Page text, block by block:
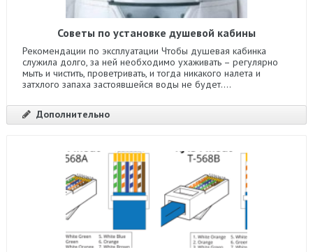
Советы по установке душевой кабины
Рекомендации по эксплуатации Чтобы душевая кабинка
служила долго, за ней необходимо ухаживать – регулярно
мыть и чистить, проветривать, и тогда никакого налета и
затхлого запаха застоявшейся воды не будет....
Дополнительно